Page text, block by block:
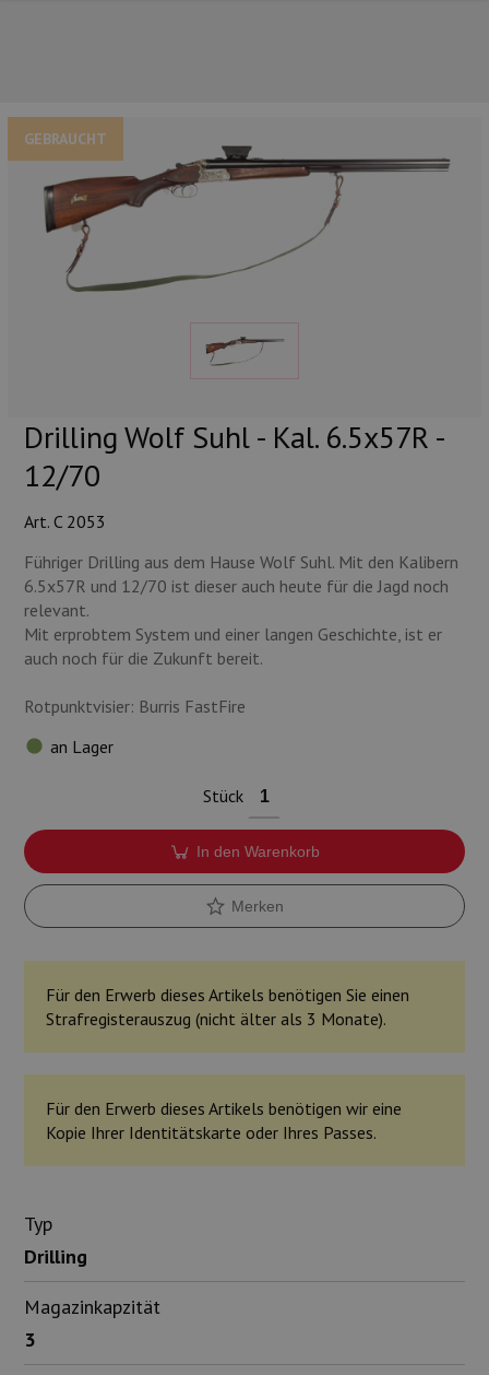
GEBRAUCHT
Drilling Wolf Suhl - Kal. 6.5x57R -
12/70
Art. C 2053
Führiger Drilling aus dem Hause Wolf Suhl. Mit den Kalibern
6.5x57R und 12/70 ist dieser auch heute für die Jagd noch
relevant.
Mit erprobtem System und einer langen Geschichte, ist er
auch noch für die Zukunft bereit.
Rotpunktvisier: Burris FastFire
an Lager
Stück
In den Warenkorb
Merken
Für den Erwerb dieses Artikels benötigen Sie einen
Strafregisterauszug (nicht älter als 3 Monate).
Für den Erwerb dieses Artikels benötigen wir eine
Kopie Ihrer Identitätskarte oder Ihres Passes.
Typ
Drilling
Magazinkapzität
3
UNSERE TOP-MARKEN
UNSERE TOP-KATEGORIEN
Waffen
Lampen und Zubehör